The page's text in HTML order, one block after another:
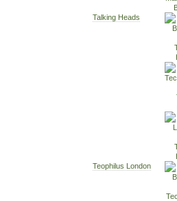
Talking Heads
Teophilus London